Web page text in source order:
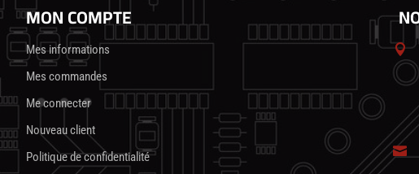
MON COMPTE
Mes informations
Mes commandes
Me connecter
Nouveau client
Politique de confidentialité

